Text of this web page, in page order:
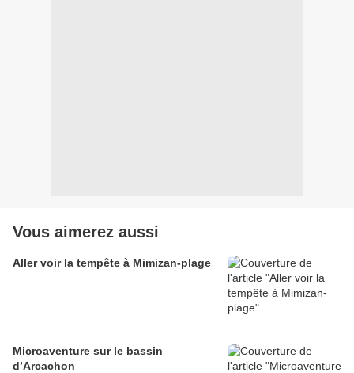
Vous aimerez aussi
Aller voir la tempête à Mimizan-plage
Microaventure sur le bassin
d’Arcachon